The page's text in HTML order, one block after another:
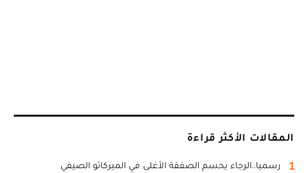
المقالات الأكثر قراءة
1 رسميا..الرجاء يحسم الصفقة الأغلى في الميركاتو الصيفي